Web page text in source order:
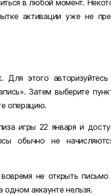
в любой момент.
активации уже не
этого авторизуйтесь
Затем выберите
операцию.
игры 22 января и
обычно не
не открыть письмо
аккаунте нельзя.